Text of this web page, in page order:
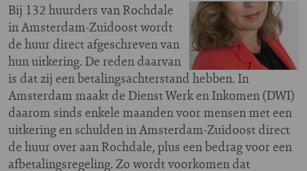
Bij 132 huurders van Rochdale
in Amsterdam-Zuidoost wordt
de huur direct afgeschreven van
hun uitkering. De reden daarvan
is dat zij een betalingsachterstand hebben. In
Amsterdam maakt de Dienst Werk en Inkomen (DWI)
daarom sinds enkele maanden voor mensen met een
uitkering en schulden in Amsterdam-Zuidoost direct
de huur over aan Rochdale, plus een bedrag voor een
afbetalingsregeling. Zo wordt voorkomen dat